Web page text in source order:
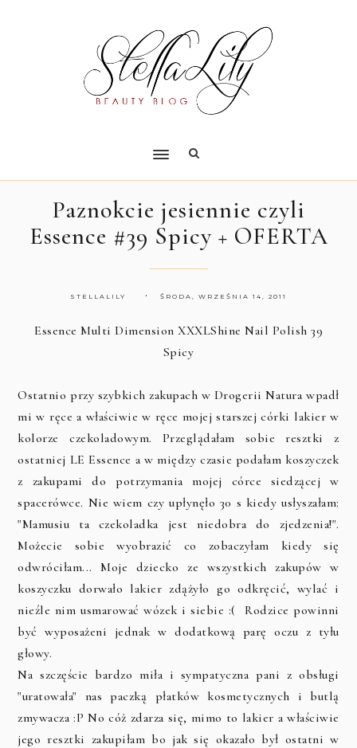
Paznokcie jesiennie czyli
Essence #39 Spicy + OFERTA
STELLALILY ŚRODA, WRZEŚNIA 14, 2011
Essence Multi Dimension XXXLShine Nail Polish 39
Spicy
Ostatnio przy szybkich zakupach w Drogerii Natura wpadł
mi w ręce a właściwie w ręce mojej starszej córki lakier w
kolorze czekoladowym. Przeglądałam sobie resztki z
ostatniej LE Essence a w między czasie podałam koszyczek
z zakupami do potrzymania mojej córce siedzącej w
spacerówce. Nie wiem czy upłynęło 30 s kiedy usłyszałam:
"Mamusiu ta czekoladka jest niedobra do zjedzenia!".
Możecie sobie wyobrazić co zobaczyłam kiedy się
odwróciłam... Moje dziecko ze wszystkich zakupów w
koszyczku dorwało lakier zdążyło go odkręcić, wylać i
nieźle nim usmarować wózek i siebie :( Rodzice powinni
być wyposażeni jednak w dodatkową parę oczu z tyłu
głowy.
Na szczęście bardzo miła i sympatyczna pani z obsługi
"uratowała" nas paczką płatków kosmetycznych i butlą
zmywacza :P No cóż zdarza się, mimo to lakier a właściwie
jego resztki zakupiłam bo jak się okazało był ostatni w